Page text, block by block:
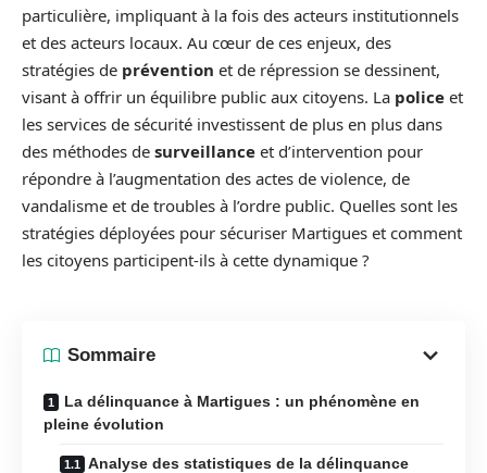
particulière, impliquant à la fois des acteurs institutionnels
et des acteurs locaux. Au cœur de ces enjeux, des
stratégies de prévention et de répression se dessinent,
visant à offrir un équilibre public aux citoyens. La police et
les services de sécurité investissent de plus en plus dans
des méthodes de surveillance et d’intervention pour
répondre à l’augmentation des actes de violence, de
vandalisme et de troubles à l’ordre public. Quelles sont les
stratégies déployées pour sécuriser Martigues et comment
les citoyens participent-ils à cette dynamique ?
Sommaire
La délinquance à Martigues : un phénomène en
pleine évolution
Analyse des statistiques de la délinquance